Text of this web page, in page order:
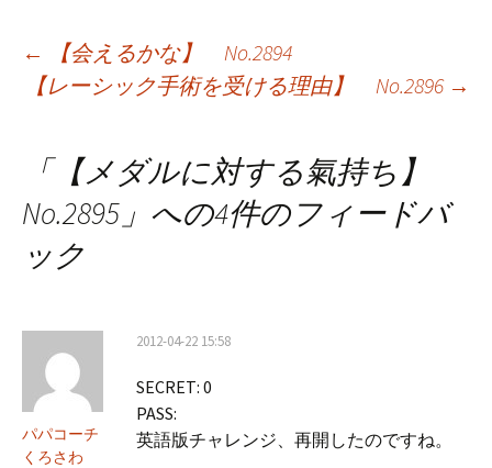
投
ゲ
ー
←
【会えるかな】 No.2894
【レーシック手術を受ける理由】 No.2896 →
「【メダルに対する氣持ち】
No.2895 」への4件のフィードバ
ック
パパコーチ
くろさわ
2012-04-22 15:58
SECRET: 0
PASS:
英語版チャレンジ、再開したのですね。